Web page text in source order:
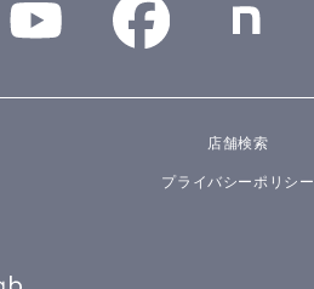
店舗検索
プライバシーポリシー